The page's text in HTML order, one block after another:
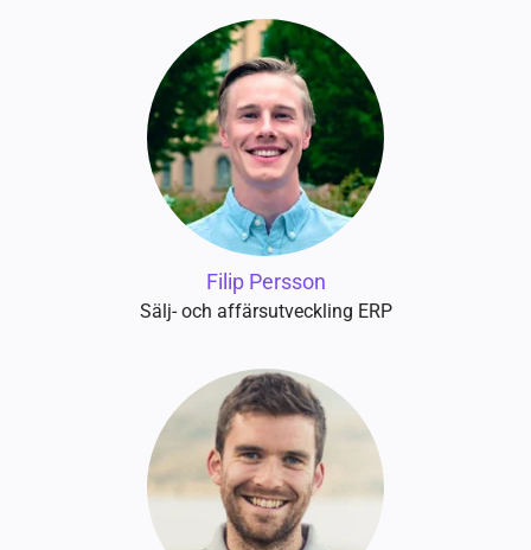
Filip Persson
Sälj- och affärsutveckling ERP